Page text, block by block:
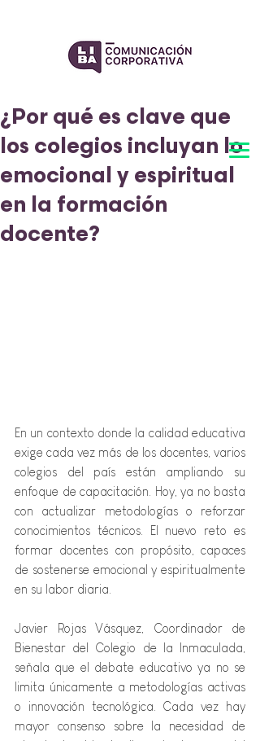
¿Por qué es clave que
los colegios incluyan lo
emocional y espiritual
en la formación
docente?
En un contexto donde la calidad educativa
exige cada vez más de los docentes, varios
colegios del país están ampliando su
enfoque de capacitación. Hoy, ya no basta
con actualizar metodologías o reforzar
conocimientos técnicos. El nuevo reto es
formar docentes con propósito, capaces
de sostenerse emocional y espiritualmente
en su labor diaria.
Javier Rojas Vásquez, Coordinador de
Bienestar del Colegio de la Inmaculada,
señala que el debate educativo ya no se
limita únicamente a metodologías activas
o innovación tecnológica. Cada vez hay
mayor consenso sobre la necesidad de